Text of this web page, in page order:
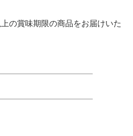
の賞味期限の商品をお届けいた